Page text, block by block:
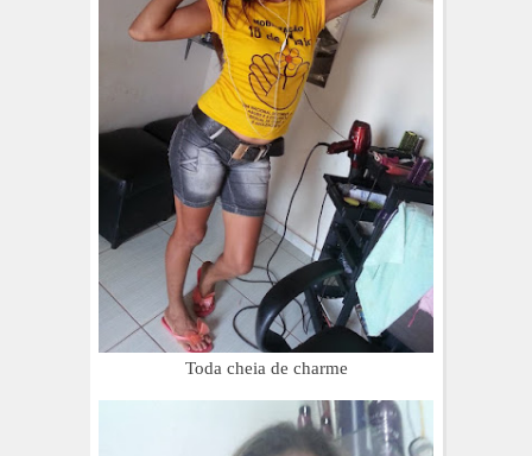
Toda cheia de charme